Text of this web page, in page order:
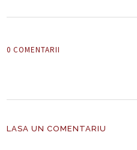
0 COMENTARII
LASA UN COMENTARIU